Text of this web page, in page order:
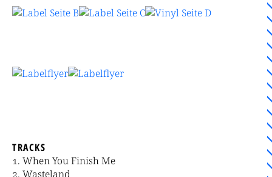
TRACKS
When You Finish Me
Wasteland